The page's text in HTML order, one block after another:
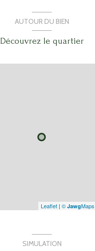
AUTOUR DU BIEN
Découvrez le quartier
Leaflet | © JawgMaps
SIMULATION